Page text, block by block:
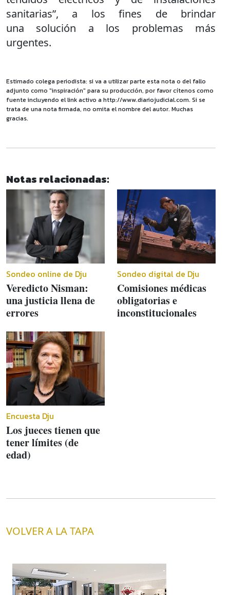
sanitarias”, a los fines de brindar
una solución a los problemas más
urgentes.
Estimado colega periodista: si va a utilizar parte esta nota o del fallo
adjunto como "inspiración" para su producción, por favor cítenos como
fuente incluyendo el link activo a http://www.diariojudicial.com. Si se
trata de una nota firmada, no omita el nombre del autor. Muchas
gracias.
Notas relacionadas:
Sondeo online de Dju
Veredicto Nisman:
una justicia llena de
errores
Sondeo digital de Dju
Comisiones médicas
obligatorias e
inconstitucionales
Encuesta Dju
Los jueces tienen que
tener límites (de
edad)
VOLVER A LA TAPA